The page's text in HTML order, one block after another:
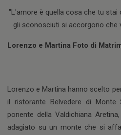
"L'amore è quella cosa che tu stai
gli sconosciuti si accorgono che
Lorenzo e Martina Foto di
Lorenzo e Martina hanno scelto
il ristorante Belvedere di Monte
ponente della Valdichiana
adagiato su un monte che si